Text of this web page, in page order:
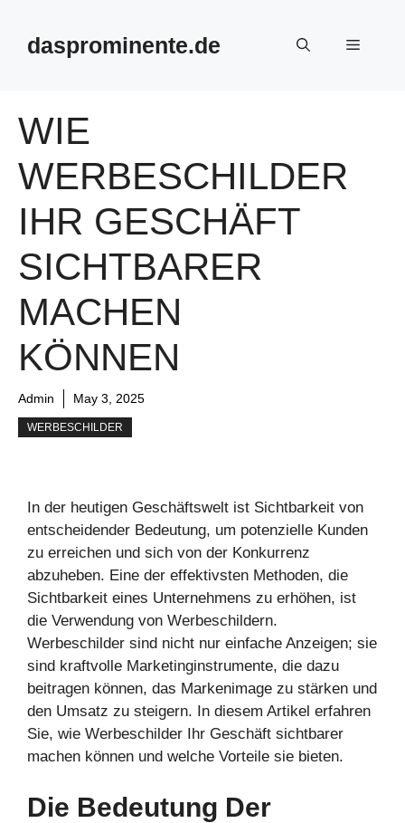
contentdasprominente.de Menu
WIE
WERBESCHILDER
IHR GESCHÄFT
SICHTBARER
MACHEN
KÖNNEN
Admin May 3, 2025
WERBESCHILDER
In der heutigen Geschäftswelt ist Sichtbarkeit von
entscheidender Bedeutung, um potenzielle Kunden
zu erreichen und sich von der Konkurrenz
abzuheben. Eine der effektivsten Methoden, die
Sichtbarkeit eines Unternehmens zu erhöhen, ist
die Verwendung von Werbeschildern.
Werbeschilder sind nicht nur einfache Anzeigen; sie
sind kraftvolle Marketinginstrumente, die dazu
beitragen können, das Markenimage zu stärken und
den Umsatz zu steigern. In diesem Artikel erfahren
Sie, wie Werbeschilder Ihr Geschäft sichtbarer
machen können und welche Vorteile sie bieten.
Die Bedeutung Der